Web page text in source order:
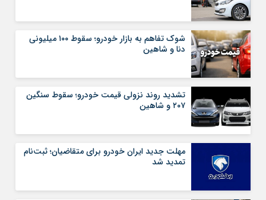
شوک تفاهم به بازار خودرو؛ سقوط ۱۰۰ میلیونی
دنا و شاهین
تشدید روند نزولی قیمت‌ خودرو؛ سقوط سنگین
۲۰۷ و شاهین
مهلت جدید ایران خودرو برای متقاضیان؛ ثبت‌نام
تمدید شد